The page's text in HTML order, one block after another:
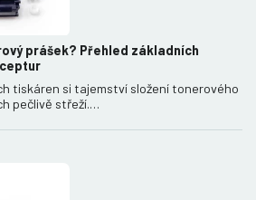
prášek? Přehled základních
tiskáren si tajemství složení tonerového
pečlivě střeží.…